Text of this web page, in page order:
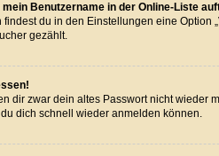
Benutzername in der Online-Liste
du in den Einstellungen eine
gezählt.
dir zwar dein altes Passwort nicht wieder
dich schnell wieder anmelden können.